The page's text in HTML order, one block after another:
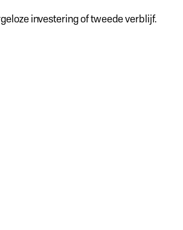
investering of tweede verblijf.